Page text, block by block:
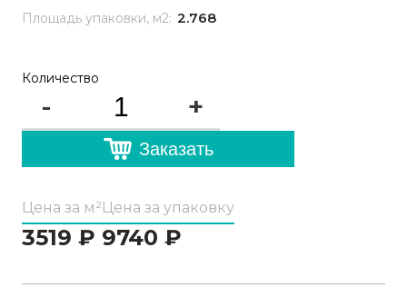
Площадь упаковки, м2: 2.768
Количество
- +
Заказать
Цена за м²
3519 ₽
Цена за упаковку
9740 ₽